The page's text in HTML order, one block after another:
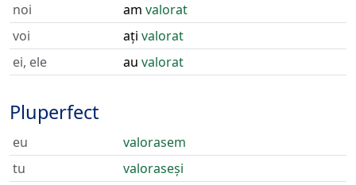
noi
am valorat
voi
ați valorat
ei, ele
au valorat
Pluperfect
eu
valorasem
tu
valoraseși